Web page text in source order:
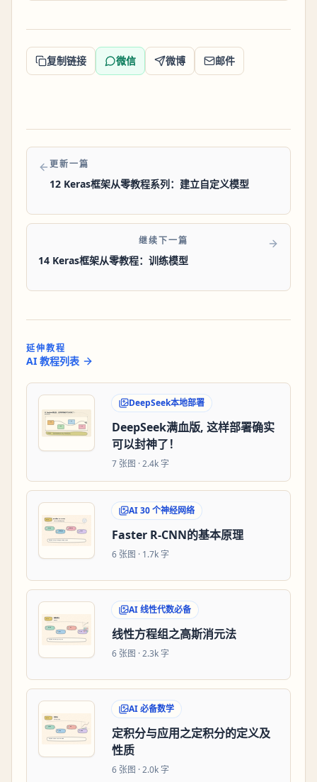
复制链接 微信 微博 邮件
更新一篇
12 Keras框架从零教程系列：建立自定义模型
继续下一篇
14 Keras框架从零教程：训练模型
延伸教程
AI 教程列表
DeepSeek本地部署
DeepSeek满血版, 这样部署确实
可以封神了！
7 张图 ·2.4k 字
AI 30 个神经网络
Faster R-CNN的基本原理
6 张图 · 1.7k 字
AI 线性代数必备
线性方程组之高斯消元法
6 张图 ·2.3k 字
AI 必备数学
定积分与应用之定积分的定义及
性质
6 张图 ·2.0k 字